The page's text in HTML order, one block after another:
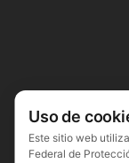
Uso de
Este sitio web
Federal de